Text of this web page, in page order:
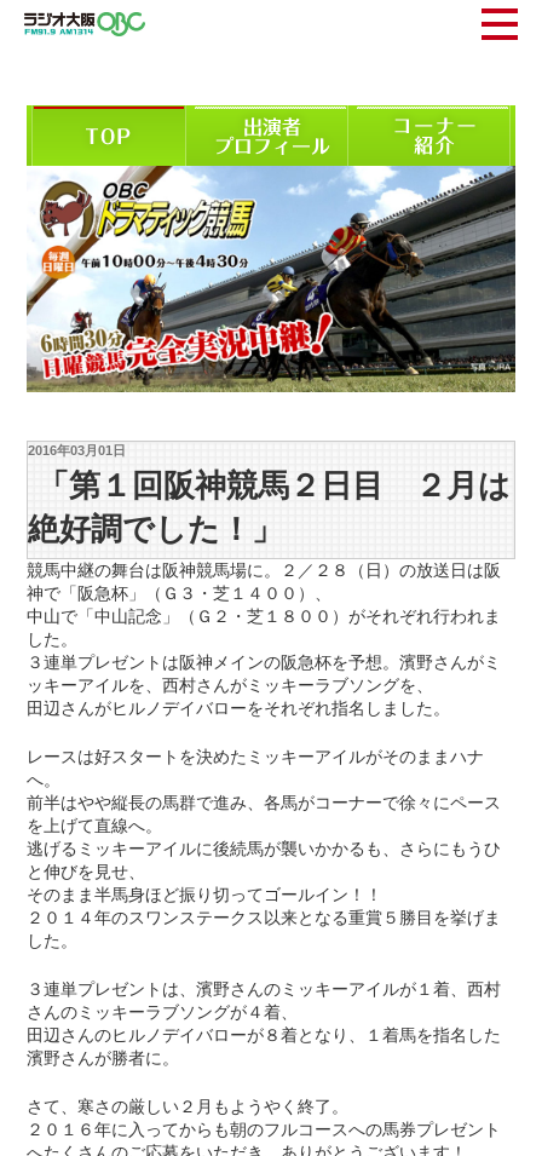
2016年03月01日
「第１回阪神競馬２日目 ２月は
絶好調でした！」
競馬中継の舞台は阪神競馬場に。２／２８（日）の放送日は阪
神で「阪急杯」（Ｇ３・芝１４００）、
中山で「中山記念」（Ｇ２・芝１８００）がそれぞれ行われま
した。
３連単プレゼントは阪神メインの阪急杯を予想。濱野さんがミ
ッキーアイルを、西村さんがミッキーラブソングを、
田辺さんがヒルノデイバローをそれぞれ指名しました。
レースは好スタートを決めたミッキーアイルがそのままハナ
へ。
前半はやや縦長の馬群で進み、各馬がコーナーで徐々にペース
を上げて直線へ。
逃げるミッキーアイルに後続馬が襲いかかるも、さらにもうひ
と伸びを見せ、
そのまま半馬身ほど振り切ってゴールイン！！
２０１４年のスワンステークス以来となる重賞５勝目を挙げま
した。
３連単プレゼントは、濱野さんのミッキーアイルが１着、西村
さんのミッキーラブソングが４着、
田辺さんのヒルノデイバローが８着となり、１着馬を指名した
濱野さんが勝者に。
さて、寒さの厳しい２月もようやく終了。
２０１６年に入ってからも朝のフルコースへの馬券プレゼント